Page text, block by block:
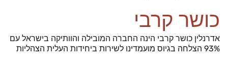
כושר קרבי
אדרנלין כושר קרבי הינה החברה המובילה והוותיקה בישראל עם
93% הצלחה בגיוס מועמדינו לשירות ביחידות העלית הצהליות